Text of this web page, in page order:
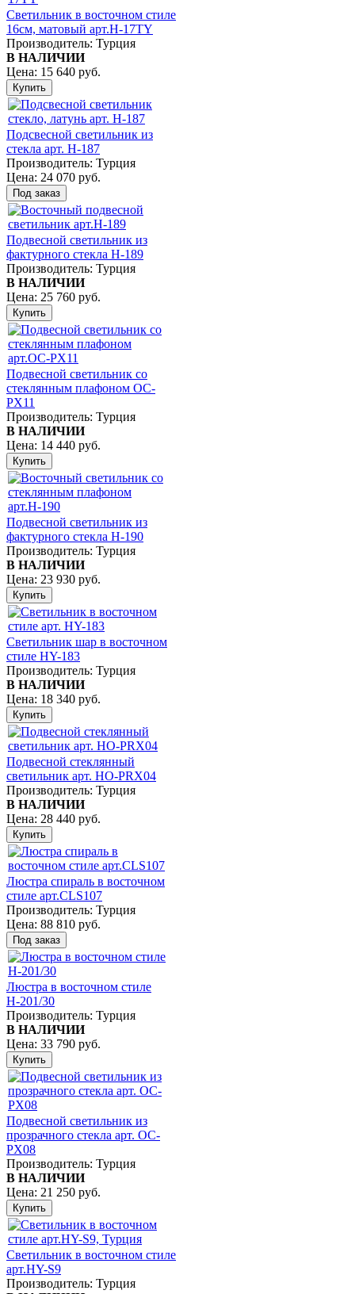
Светильник в восточном стиле
16см, матовый арт.H-17TY
Производитель: Турция
В НАЛИЧИИ
Цена: 15 640 руб.
Подсвесной светильник из
стекла арт. H-187
Производитель: Турция
Цена: 24 070 руб.
Подвесной светильник из
фактурного стекла H-189
Производитель: Турция
В НАЛИЧИИ
Цена: 25 760 руб.
Подвесной светильник со
стеклянным плафоном OC-
PX11
Производитель: Турция
В НАЛИЧИИ
Цена: 14 440 руб.
Подвесной светильник из
фактурного стекла H-190
Производитель: Турция
В НАЛИЧИИ
Цена: 23 930 руб.
Светильник шар в восточном
стиле HY-183
Производитель: Турция
В НАЛИЧИИ
Цена: 18 340 руб.
Подвесной стеклянный
светильник арт. HO-PRX04
Производитель: Турция
В НАЛИЧИИ
Цена: 28 440 руб.
Люстра спираль в восточном
стиле арт.CLS107
Производитель: Турция
Цена: 88 810 руб.
Люстра в восточном стиле
Н-201/30
Производитель: Турция
В НАЛИЧИИ
Цена: 33 790 руб.
Подвесной светильник из
прозрачного стекла арт. OC-
PX08
Производитель: Турция
В НАЛИЧИИ
Цена: 21 250 руб.
Светильник в восточном стиле
арт.HY-S9
Производитель: Турция